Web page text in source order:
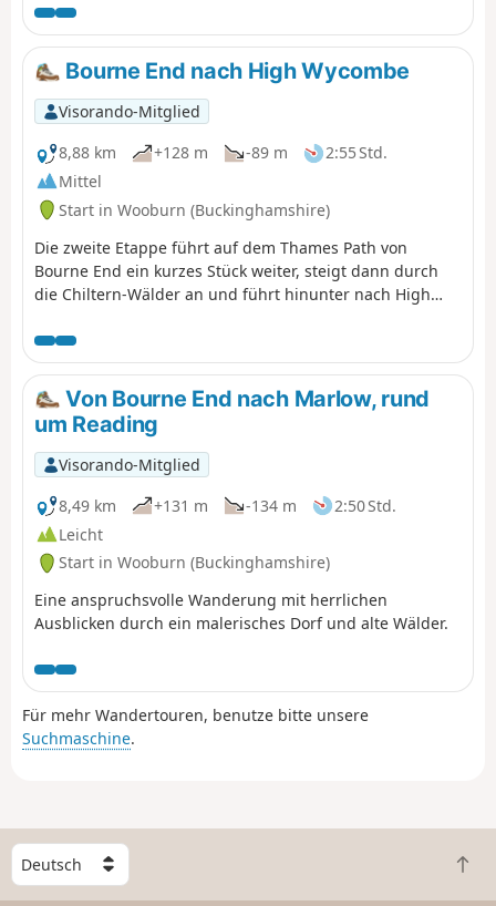
größtenteils abseits der Straße durch die Chiltern Hills.
Die Route führt hinter High Wycombe hinauf und endet
kurz hinter dem zum National Trust gehörenden Dorf
West Wycombe am Pedestal Roundabout an der
Kreuzung der A40 und A4010.
Bourne End nach High Wycombe
Visorando-Mitglied
8,88 km
+128 m -89 m
2:55 Std.
Mittel
Start in Wooburn (Buckinghamshire)
Die zweite Etappe führt auf dem Thames Path von
Bourne End ein kurzes Stück weiter, steigt dann durch
die Chiltern-Wälder an und führt hinunter nach High
nach Chequers fort.Alternativ gibt es regelmäßige
Busverbindungen zurück nach Bourne End (36/37) oder
Windsor (37/104). Sie können auch den Zug der Chiltern
Railways nach London, Oxford oder Birmingham
nehmen.
Von Bourne End nach Marlow, rund
um Reading
Visorando-Mitglied
8,49 km
+131 m -134 m
2:50 Std.
Leicht
Start in Wooburn (Buckinghamshire)
Eine anspruchsvolle Wanderung mit herrlichen
Ausblicken durch ein malerisches Dorf und alte Wälder.
Für mehr Wandertouren, benutze bitte unsere
Suchmaschine.
W
ä
h
Z
u